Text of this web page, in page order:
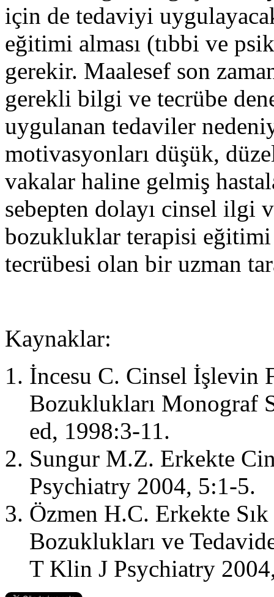
için de tedaviyi
eğitimi alması (tıbbi ve
gerekir. Maalesef son
gerekli bilgi ve tecrübe
uygulanan tedaviler
motivasyonları düşük,
vakalar haline gelmiş
sebepten dolayı cinsel ilgi
bozukluklar terapisi
tecrübesi olan bir uzman
Kaynaklar:
İncesu C. Cinsel İşlevin
Bozuklukları Monograf
ed, 1998:3-11.
Sungur M.Z. Erkekte
Psychiatry 2004, 5:1-5.
Özmen H.C. Erkekte
Bozuklukları ve
T Klin J Psychiatry